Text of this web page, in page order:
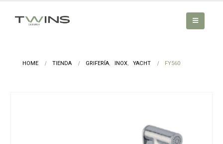
HOME TIENDA GRIFERÍA, INOX, YACHT FY560